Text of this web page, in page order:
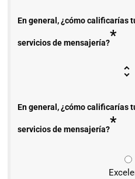
En general, ¿cómo calificarías
servicios de mensajería?*
En general, ¿cómo calificarías
servicios de mensajería?*